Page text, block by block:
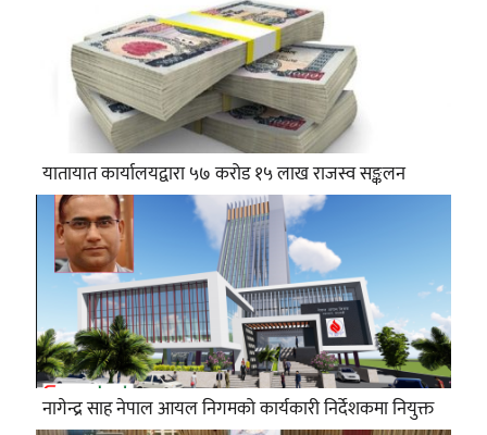
यातायात कार्यालयद्वारा ५७ करोड १५ लाख राजस्व सङ्कलन
नागेन्द्र साह नेपाल आयल निगमको कार्यकारी निर्देशकमा नियुक्त